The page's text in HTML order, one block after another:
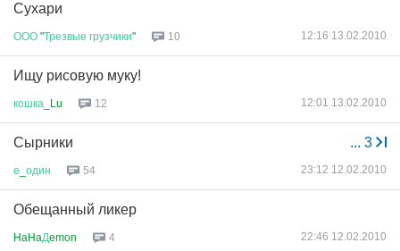
Сухари
ООО "Трезвые грузчики" 10 12:16 13.02.2010
Ищу рисовую муку!
кошка _Lu 12 12:01 13.02.2010
... 3
Сырники
е один 54 23:12 12.02.2010
Обещанный ликер
HaHaДemon 4 22:46 12.02.2010